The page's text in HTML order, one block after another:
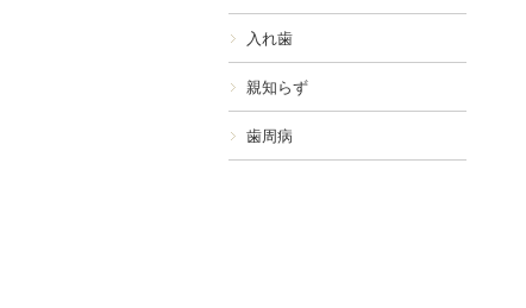
入れ歯
親知らず
歯周病